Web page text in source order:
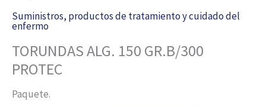
Suministros, productos de tratamiento y cuidado del
enfermo
TORUNDAS ALG. 150 GR.B/300
PROTEC
Paquete.